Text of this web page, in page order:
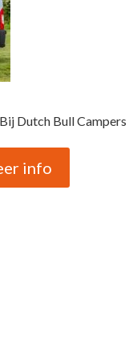
Dutch Bull Campers
info